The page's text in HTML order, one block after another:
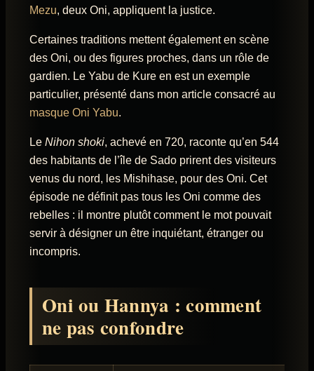
Mezu, deux Oni, appliquent la justice.
Certaines traditions mettent également en scène
des Oni, ou des figures proches, dans un rôle de
gardien. Le Yabu de Kure en est un exemple
particulier, présenté dans mon article consacré au
masque Oni Yabu.
Le Nihon shoki, achevé en 720, raconte qu’en 544
des habitants de l’île de Sado prirent des visiteurs
venus du nord, les Mishihase, pour des Oni. Cet
épisode ne définit pas tous les Oni comme des
rebelles : il montre plutôt comment le mot pouvait
servir à désigner un être inquiétant, étranger ou
incompris.
Oni ou Hannya : comment
ne pas confondre